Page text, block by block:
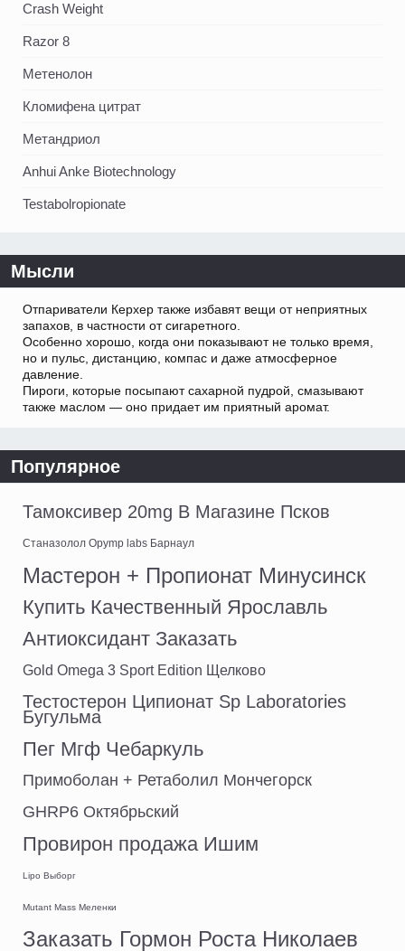
Crash Weight
Razor 8
Метенолон
Кломифена цитрат
Метандриол
Anhui Anke Biotechnology
Testabolropionate
Мысли
Отпариватели Керхер также избавят вещи от неприятных
запахов, в частности от сигаретного.
Особенно хорошо, когда они показывают не только время,
но и пульс, дистанцию, компас и даже атмосферное
давление.
Пироги, которые посыпают сахарной пудрой, смазывают
также маслом — оно придает им приятный аромат.
Популярное
Тамоксивер 20mg В Магазине Псков
Станазолол Opymp labs Барнаул
Мастерон + Пропионат Минусинск
Купить Качественный Ярославль
Антиоксидант Заказать
Gold Omega 3 Sport Edition Щелково
Тестостерон Ципионат Sp Laboratories
Бугульма
Пег Мгф Чебаркуль
Примоболан + Ретаболил Мончегорск
GHRP6 Октябрьский
Провирон продажа Ишим
Lipo Выборг
Mutant Mass Меленки
Заказать Гормон Роста Николаев